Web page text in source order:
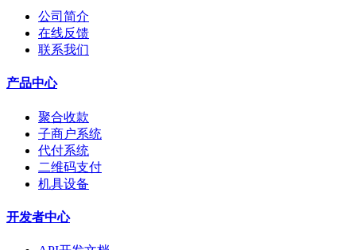
公司简介
在线反馈
联系我们
产品中心
聚合收款
子商户系统
代付系统
二维码支付
机具设备
开发者中心